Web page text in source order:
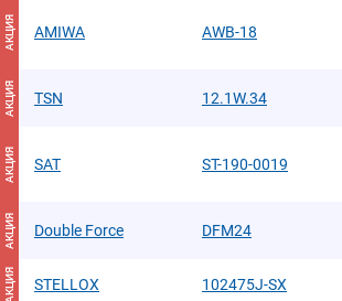
АКЦИЯ AMIWA AWB-18
АКЦИЯ TSN 12.1W.34
АКЦИЯ SAT ST-190-0019
АКЦИЯ Double Force DFM24
АКЦИЯ STELLOX 102475J-SX